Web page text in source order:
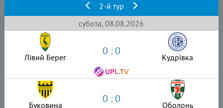
2-й тур
субота, 08.08.2026
Лівий Берег 0 : 0 Кудрівка
Буковина 0 : 0 Оболонь